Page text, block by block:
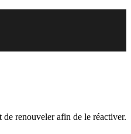
renouveler afin de le réactiver.